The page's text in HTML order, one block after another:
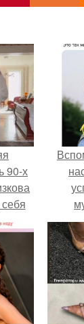
90-х
что